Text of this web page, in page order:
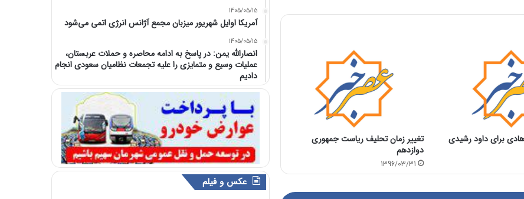
برای داود رشیدی
تغییر زمان تحلیف ریاست جمهوری
دوازدهم
1396/03/31
1405/05/15
آمریکا اوایل شهریور میزبان مجمع آژانس انرژی اتمی می‌شود
1405/05/15
انصارالله یمن: در پاسخ به ادامه محاصره و حملات عربستان،
عملیات وسیع و متمایزی را علیه تجمعات نظامیان سعودی انجام
دادیم
عکس و فیلم